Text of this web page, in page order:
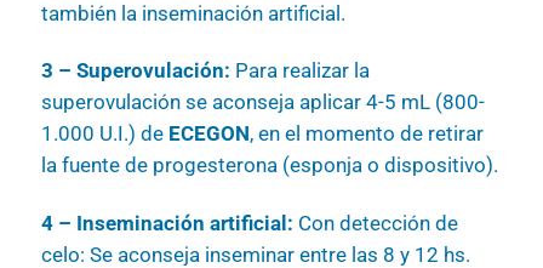
también la inseminación artificial.
3 – Superovulación: Para realizar la
superovulación se aconseja aplicar 4-5 mL (800-
1.000 U.I.) de ECEGON, en el momento de retirar
la fuente de progesterona (esponja o dispositivo).
4 – Inseminación artificial: Con detección de
celo: Se aconseja inseminar entre las 8 y 12 hs.